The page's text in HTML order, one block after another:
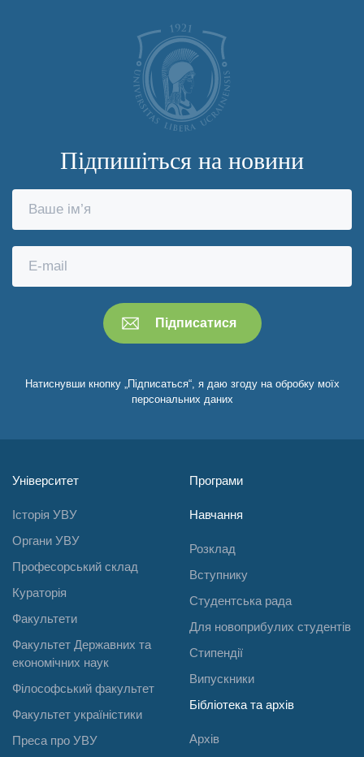
Підпишіться на новини
Натиснувши кнопку „Підписаться“, я даю згоду на обробку моїх
персональних даних
Університет
Історія УВУ
Органи УВУ
Професорський склад
Кураторія
Факультети
Факультет Державних та
економічних наук
Філософський факультет
Факультет україністики
Преса про УВУ
Програми
Навчання
Розклад
Вступнику
Студентська рада
Для новоприбулих студентів
Стипендії
Випускники
Бібліотека та архів
Архів